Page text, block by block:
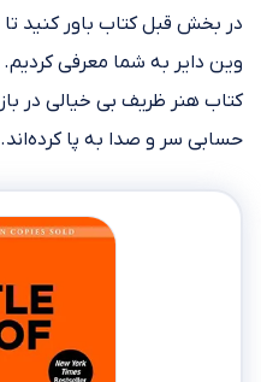
در بخش قبل کتاب باور کنید تا
وین دایر به شما معرفی
کتاب هنر ظریف بی خیالی در
حسابی سر و صدا به پا کرده‌اند.